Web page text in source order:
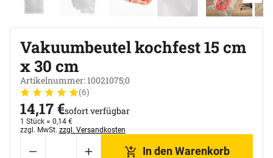
Vakuumbeutel kochfest 15 cm
x 30 cm
Artikelnummer: 10021075;0
Bewertung: 5 von 5 (6 Bewertungen)
6 Bewertungen
(6)
14,17€sofort verfügbar
1 Stück = 0,14 €
Steuerhinweis:
zzgl. MwSt. zzgl. Versandkosten
In den Warenkorb